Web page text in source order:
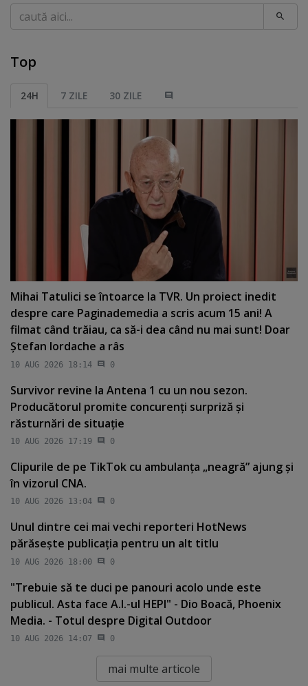
Caută
Top
24H 7 ZILE 30 ZILE
Mihai Tatulici se întoarce la TVR. Un proiect inedit
despre care Paginademedia a scris acum 15 ani! A
filmat când trăiau, ca să-i dea când nu mai sunt! Doar
Ştefan Iordache a râs
10 AUG 2026 18:14 0
Survivor revine la Antena 1 cu un nou sezon.
Producătorul promite concurenţi surpriză şi
răsturnări de situaţie
10 AUG 2026 17:19 0
Clipurile de pe TikTok cu ambulanţa „neagră” ajung şi
în vizorul CNA.
10 AUG 2026 13:04 0
Unul dintre cei mai vechi reporteri HotNews
părăseşte publicaţia pentru un alt titlu
10 AUG 2026 18:00 0
"Trebuie să te duci pe panouri acolo unde este
publicul. Asta face A.I.-ul HEPI" - Dio Boacă, Phoenix
Media. - Totul despre Digital Outdoor
10 AUG 2026 14:07 0
mai multe articole